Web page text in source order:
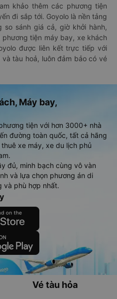
khảo thêm các phương tiện
đi sắp tới. Goyolo là nền tảng
sánh giá cả, giờ khởi hành,
tiện máy bay, xe khách
được liên kết trực tiếp với
tàu hoả, luôn đảm bảo có vé
Máy bay,
tiện với hơn 3000+ nhà
đường toàn quốc, tất cả hãng
xe máy, xe du lịch phủ
đủ, minh bạch cùng vô vàn
và lựa chọn phương án di
và phù hợp nhất.
Vé tàu hỏa